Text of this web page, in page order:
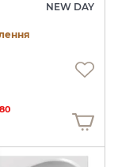
NEW DAY
80